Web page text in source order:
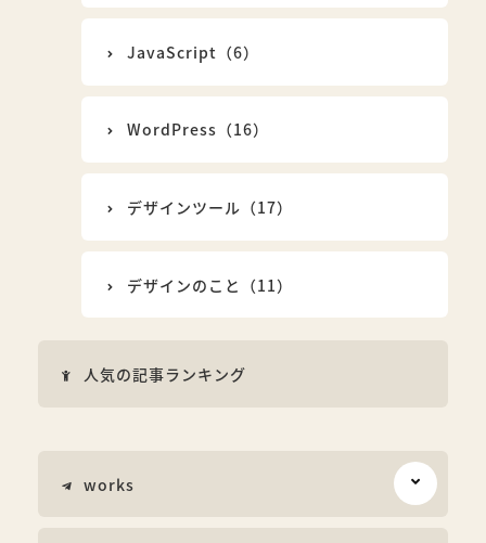
JavaScript（6）
WordPress（16）
デザインツール（17）
デザインのこと（11）
人気の記事ランキング
works